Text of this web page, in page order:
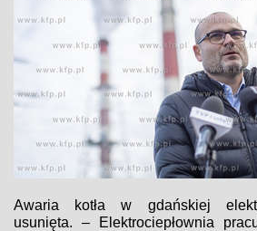
Awaria kotła w gdańskiej
usunięta. – Elektrociepłownia